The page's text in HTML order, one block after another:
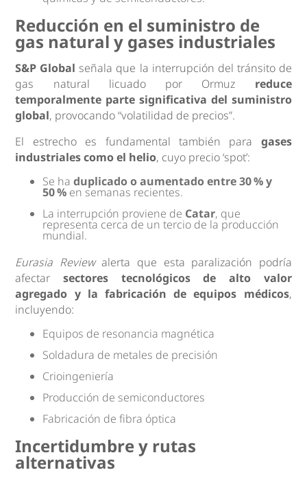
Reducción en el suministro de
gas natural y gases industriales
S&P Global señala que la interrupción del tránsito de
gas natural licuado por Ormuz reduce
temporalmente parte significativa del suministro
global, provocando “volatilidad de precios”.
El estrecho es fundamental también para gases
industriales como el helio, cuyo precio ‘spot’:
Se haduplicado o aumentado entre 30 % y
50 % en semanas recientes.
La interrupción proviene de Catar, que
representa cerca de un tercio de la producción
mundial.
Eurasia Reviewalerta que esta paralización podría
afectarsectores tecnológicos de alto valor
agregado y la fabricación de equipos médicos,
incluyendo:
Equipos de resonancia magnética
Soldadura de metales de precisión
Crioingeniería
Producción de semiconductores
Fabricación de fibra óptica
Incertidumbre y rutas
alternativas